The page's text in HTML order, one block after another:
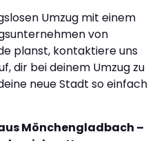
Umzug mit einem
von
planst, kontaktiere uns
dir bei deinem Umzug zu
neue Stadt so einfach
Mönchengladbach –